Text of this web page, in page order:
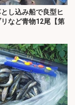
し込み船で良型ヒ
など青物12尾【第